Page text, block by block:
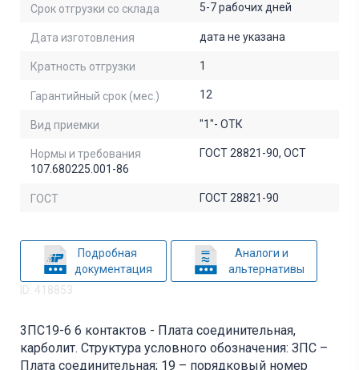
Срок отгрузки со склада 5-7 рабочих дней
Дата изготовления дата не указана
Кратность отгрузки 1
Гарантийный срок (мес.) 12
Вид приемки "1"- ОТК
Нормы и требования
ГОСТ 28821-90, ОСТ
107.680225.001-86
ГОСТ ГОСТ 28821-90
Подробная
документация
Аналоги и
альтернативы
ID: 418853
3ПС19-6 6 контактов - Плата соединительная,
карболит. Структура условного обозначения: ЗПС –
Плата соединительная; 19 – порядковый номер